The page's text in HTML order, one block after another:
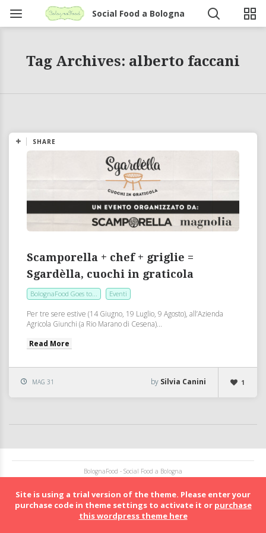
Social Food a Bologna
Tag Archives: alberto faccani
SHARE
Scamporella + chef + griglie =
Sgardèlla, cuochi in graticola
BolognaFood Goes to... Eventi
Per tre sere estive (14 Giugno, 19 Luglio, 9 Agosto), all’Azienda
Agricola Giunchi (a Rio Marano di Cesena)...
Read More
MAG 31 1
by Silvia Canini
BolognaFood - Social Food a Bologna
Site is using a trial version of the theme. Please enter your
purchase code in theme settings to activate it or purchase
this wordpress theme here